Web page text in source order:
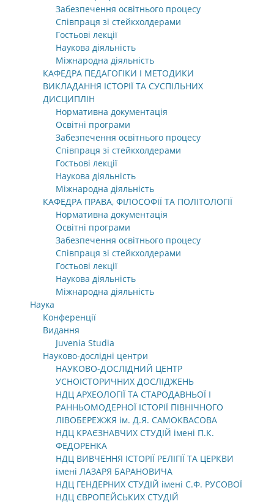
Забезпечення освітнього процесу
Співпраця зі стейкхолдерами
Гостьові лекції
Наукова діяльність
Міжнародна діяльність
КАФЕДРА ПЕДАГОГІКИ І МЕТОДИКИ
ВИКЛАДАННЯ ІСТОРІЇ ТА СУСПІЛЬНИХ
ДИСЦИПЛІН
Нормативна документація
Освітні програми
Забезпечення освітнього процесу
Співпраця зі стейкхолдерами
Гостьові лекції
Наукова діяльність
Міжнародна діяльність
КАФЕДРА ПРАВА, ФІЛОСОФІЇ ТА ПОЛІТОЛОГІЇ
Нормативна документація
Освітні програми
Забезпечення освітнього процесу
Співпраця зі стейкхолдерами
Гостьові лекції
Наукова діяльність
Міжнародна діяльність
Наука
Конференції
Видання
Juvenia Studia
Науково-дослідні центри
НАУКОВО-ДОСЛІДНИЙ ЦЕНТР
УСНОІСТОРИЧНИХ ДОСЛІДЖЕНЬ
НДЦ АРХЕОЛОГІЇ ТА СТАРОДАВНЬОЇ І
РАННЬОМОДЕРНОЇ ІСТОРІЇ ПІВНІЧНОГО
ЛІВОБЕРЕЖЖЯ ім. Д.Я. САМОКВАСОВА
НДЦ КРАЄЗНАВЧИХ СТУДІЙ імені П.К.
ФЕДОРЕНКА
НДЦ ВИВЧЕННЯ ІСТОРІЇ РЕЛІГІЇ ТА ЦЕРКВИ
імені ЛАЗАРЯ БАРАНОВИЧА
НДЦ ГЕНДЕРНИХ СТУДІЙ імені С.Ф. РУСОВОЇ
НДЦ ЄВРОПЕЙСЬКИХ СТУДІЙ